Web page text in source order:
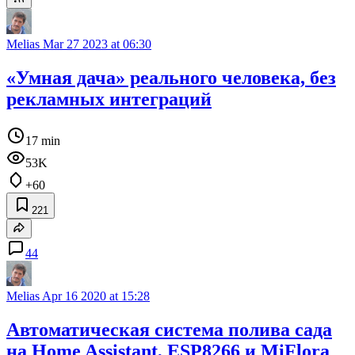
Melias Mar 27 2023 at 06:30
«Умная дача» реального человека, без
рекламных интеграций
17 min
53K
+60
221
44
Melias Apr 16 2020 at 15:28
Автоматическая система полива сада
на Home Assistant, ESP8266 и MiFlora